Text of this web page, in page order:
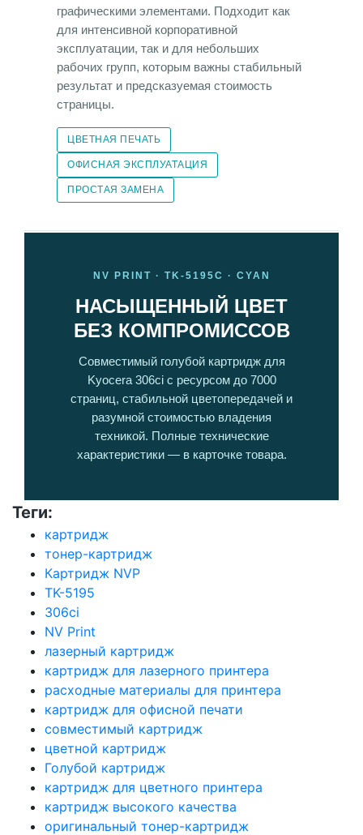
графическими элементами. Подходит как
для интенсивной корпоративной
эксплуатации, так и для небольших
рабочих групп, которым важны стабильный
результат и предсказуемая стоимость
страницы.
ЦВЕТНАЯ ПЕЧАТЬ
ОФИСНАЯ ЭКСПЛУАТАЦИЯ
ПРОСТАЯ ЗАМЕНА
NV PRINT · TK-5195C · CYAN
НАСЫЩЕННЫЙ ЦВЕТ
БЕЗ КОМПРОМИССОВ
Совместимый голубой картридж для
Kyocera 306ci с ресурсом до 7000
страниц, стабильной цветопередачей и
разумной стоимостью владения
техникой. Полные технические
характеристики — в карточке товара.
Теги:
картридж
тонер-картридж
Картридж NVP
TK-5195
306ci
NV Print
лазерный картридж
картридж для лазерного принтера
расходные материалы для принтера
картридж для офисной печати
совместимый картридж
цветной картридж
Голубой картридж
картридж для цветного принтера
картридж высокого качества
оригинальный тонер-картридж